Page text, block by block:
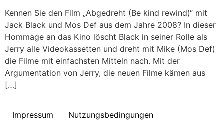
Kennen Sie den Film „Abgedreht (Be kind rewind)“ mit
Jack Black und Mos Def aus dem Jahre 2008? In dieser
Hommage an das Kino löscht Black in seiner Rolle als
Jerry alle Videokassetten und dreht mit Mike (Mos Def)
die Filme mit einfachsten Mitteln nach. Mit der
Argumentation von Jerry, die neuen Filme kämen aus
[…]
Impressum
Nutzungsbedingungen